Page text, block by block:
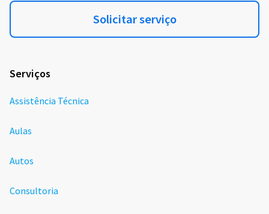
Solicitar serviço
Serviços
Assistência Técnica
Aulas
Autos
Consultoria